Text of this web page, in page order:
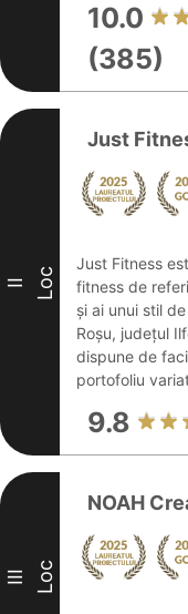
10.0
(385)
II Loc
Just
Just Fitness
fitness de
și ai unui stil
Roșu, județul
dispune de
portofoliu
9.8
III Loc
NOAH